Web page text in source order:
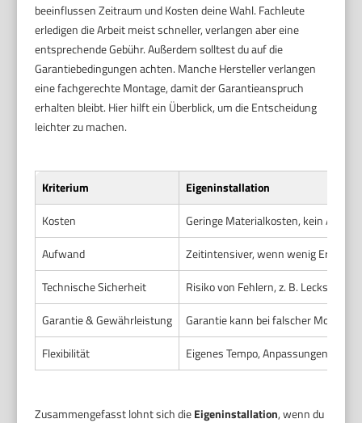
beeinflussen Zeitraum und Kosten deine Wahl. Fachleute
erledigen die Arbeit meist schneller, verlangen aber eine
entsprechende Gebühr. Außerdem solltest du auf die
Garantiebedingungen achten. Manche Hersteller verlangen
eine fachgerechte Montage, damit der Garantieanspruch
erhalten bleibt. Hier hilft ein Überblick, um die Entscheidung
leichter zu machen.
Kriterium
Eigeninstallation
Kosten
Geringe Materialkosten, kein
Aufwand
Zeitintensiver, wenn wenig
Technische Sicherheit
Risiko von Fehlern, z. B. Lecks
Garantie & Gewährleistung
Garantie kann bei falscher Montage
Flexibilität
Eigenes Tempo, Anpassungen
Zusammengefasst lohnt sich dieEigeninstallation, wenn du